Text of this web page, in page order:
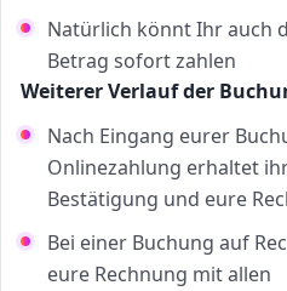
Natürlich könnt Ihr auch
Betrag sofort zahlen
Weiterer Verlauf der
Nach Eingang eurer
Onlinezahlung erhaltet
Bestätigung und eure
Bei einer Buchung auf
eure Rechnung mit allen